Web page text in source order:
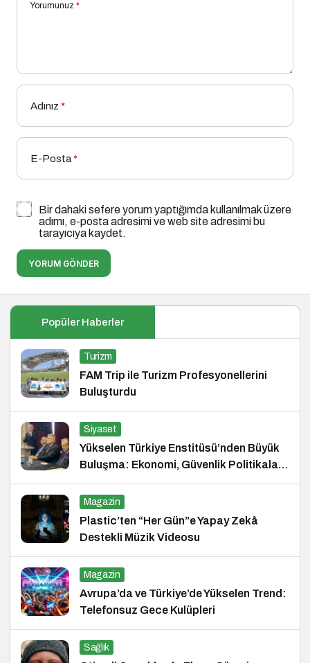
Yorumunuz *
Adınız *
E-Posta*
Bir dahaki sefere yorum yaptığımda kullanılmak üzere
adımı, e-posta adresimi ve web site adresimi bu
tarayıcıya kaydet.
YORUM GÖNDER
Popüler Haberler
Turizm
FAM Trip ile Turizm Profesyonellerini
Buluşturdu
Siyaset
Yükselen Türkiye Enstitüsü’nden Büyük
Buluşma: Ekonomi, Güvenlik Politikaları
ve Hukuk Konferansı
Magazin
Plastic’ten “Her Gün”e Yapay Zekâ
Destekli Müzik Videosu
Magazin
Avrupa’da ve Türkiye’de Yükselen Trend:
Telefonsuz Gece Kulüpleri
Sağlık